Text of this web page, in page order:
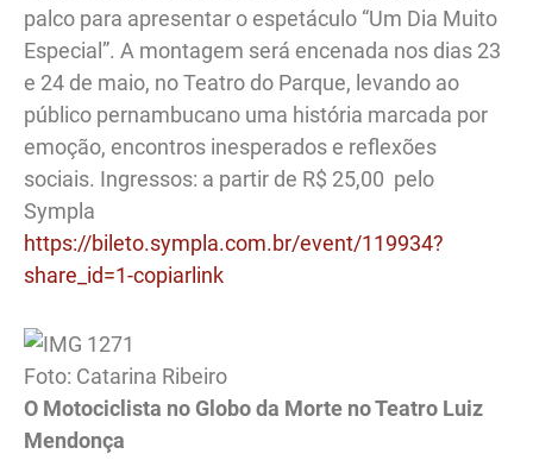
palco para apresentar o espetáculo “Um Dia Muito
Especial”. A montagem será encenada nos dias 23
e 24 de maio, no Teatro do Parque, levando ao
público pernambucano uma história marcada por
emoção, encontros inesperados e reflexões
sociais. Ingressos: a partir de R$ 25,00 pelo
Sympla
https://bileto.sympla.com.br/event/119934?
share_id=1-copiarlink
Foto: Catarina Ribeiro
O Motociclista no Globo da Morte no Teatro Luiz
Mendonça